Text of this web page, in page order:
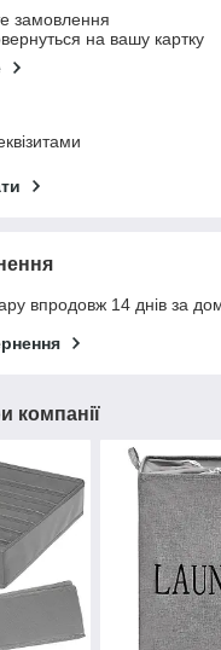
замовлення
на вашу картку
впродовж 14 днів за
компанії